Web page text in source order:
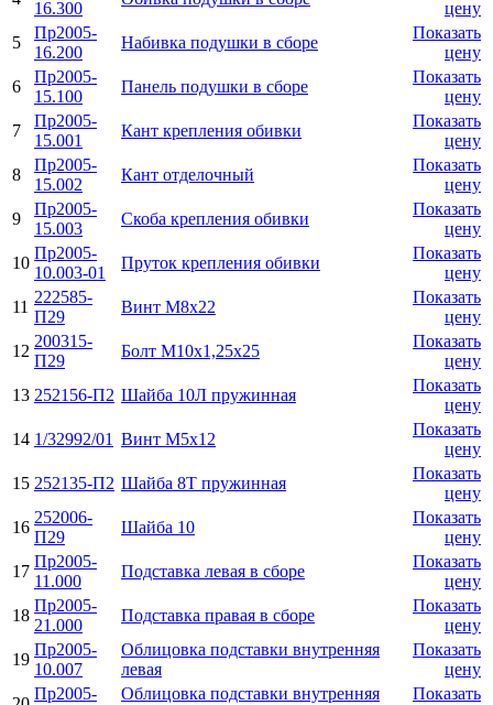
16.300
цену
5
Пр2005-
16.200
Набивка подушки в сборе
Показать
цену
6
Пр2005-
15.100
Панель подушки в сборе
Показать
цену
7
Пр2005-
15.001
Кант крепления обивки
Показать
цену
8
Пр2005-
15.002
Кант отделочный
Показать
цену
9
Пр2005-
15.003
Скоба крепления обивки
Показать
цену
10
Пр2005-
10.003-01
Пруток крепления обивки
Показать
цену
11
222585-
П29
Винт М8х22
Показать
цену
12
200315-
П29
Болт М10х1,25х25
Показать
цену
13 252156-П2 Шайба 10Л пружинная
Показать
цену
14 1/32992/01 Винт М5х12
Показать
цену
15 252135-П2 Шайба 8Т пружинная
Показать
цену
16
252006-
П29
Шайба 10
Показать
цену
17
Пр2005-
11.000
Подставка левая в сборе
Показать
цену
18
Пр2005-
21.000
Подставка правая в сборе
Показать
цену
19
Пр2005-
10.007
Облицовка подставки внутренняя
левая
Показать
цену
Пр2005-
Облицовка подставки внутренняя
Показать